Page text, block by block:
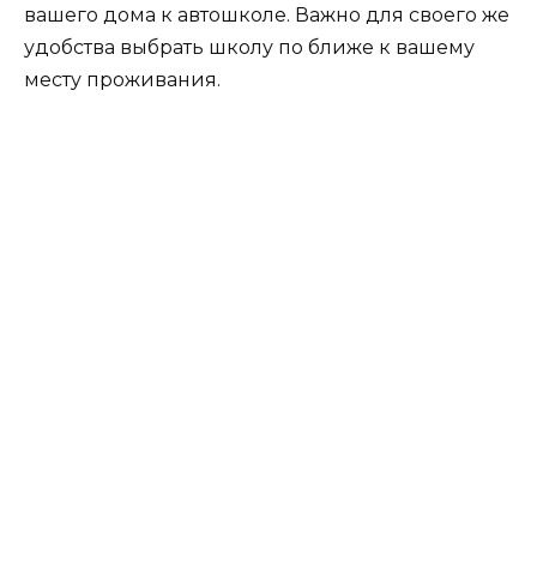
вашего дома к автошколе. Важно для своего же
удобства выбрать школу по ближе к вашему
месту проживания.